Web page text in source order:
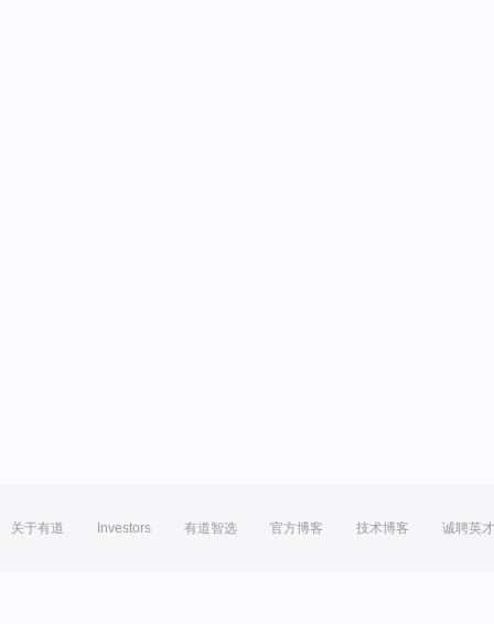
关于有道 Investors 有道智选 官方博客 技术博客 诚聘英才